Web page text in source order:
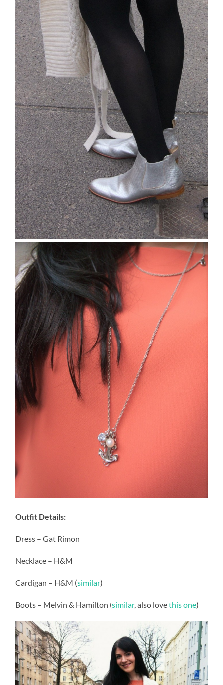
Outfit Details:
Dress – Gat Rimon
Necklace – H&M
Cardigan – H&M (similar)
Boots – Melvin & Hamilton (similar, also lovethis one)